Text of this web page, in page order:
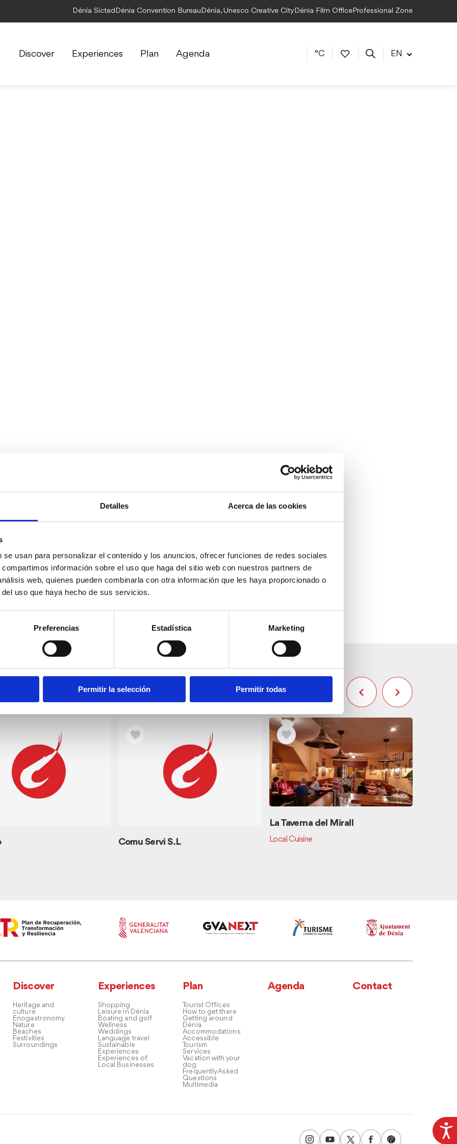
Detalles Acerca de las cookies
usan para personalizar el contenido y los anuncios, ofrecer funciones de redes sociales
información sobre el uso que haga del sitio web con nuestros partners de
web, quienes pueden combinarla con otra información que les haya proporcionado o
uso que haya hecho de sus servicios.
Preferencias Estadística Marketing
Permitir la selección Permitir todas
Dénia Sicted Dénia Convention Bureau Dénia, Unesco Creative CityDénia Film OfficeProfessional Zone
Discover Experiences Plan Agenda °C EN
Comu Servi S.L
La Taverna del Mirall
Local Cuisine
Discover
Heritage and
culture
Enogastronomy
Nature
Beaches
Festivities
Surroundings
Experiences
Shopping
Leisure in Dénia
Boating and golf
Wellness
Weddings
Language travel
Sustainable
Experiences
Experiences of
Local Businesses
Plan
Tourist Offices
How to get there
Getting around
Dénia
Accommodations
Accessible
Tourism
Services
Vacation with your
dog
Frequently Asked
Questions
Multimedia
Agenda Contact